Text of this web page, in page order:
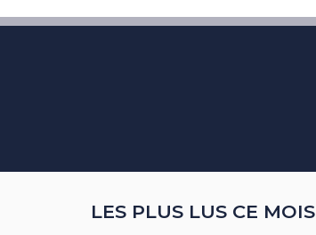
LES PLUS LUS CE MOIS